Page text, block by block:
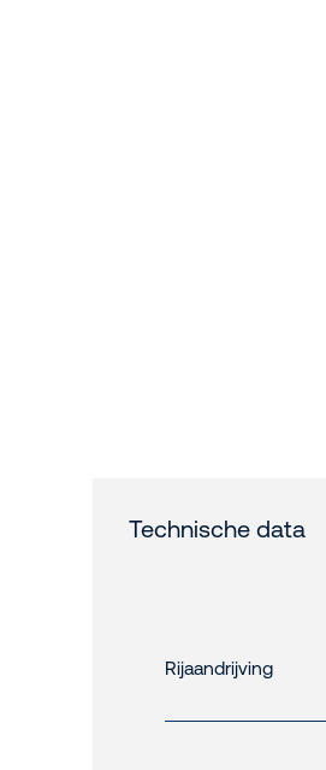
Technische data
Rijaandrijving